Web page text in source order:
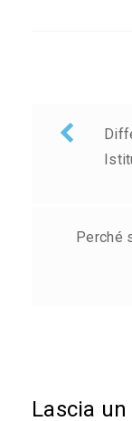
articoli
Perché
Lascia